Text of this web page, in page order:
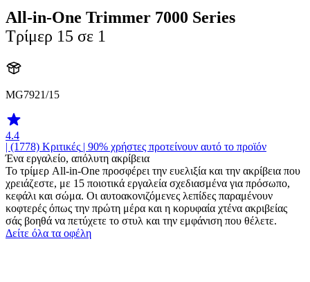
All-in-One Trimmer 7000 Series
Τρίμερ 15 σε 1
MG7921/15
4.4
| (1778) Κριτικές | 90% χρήστες προτείνουν αυτό το προϊόν
Ένα εργαλείο, απόλυτη ακρίβεια
Το τρίμερ All-in-One προσφέρει την ευελιξία και την ακρίβεια που
χρειάζεστε, με 15 ποιοτικά εργαλεία σχεδιασμένα για πρόσωπο,
κεφάλι και σώμα. Οι αυτοακονιζόμενες λεπίδες παραμένουν
κοφτερές όπως την πρώτη μέρα και η κορυφαία χτένα ακριβείας
σάς βοηθά να πετύχετε το στυλ και την εμφάνιση που θέλετε.
Δείτε όλα τα οφέλη